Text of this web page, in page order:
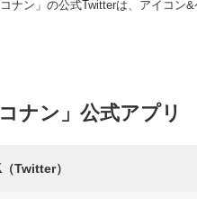
ナン」の公式Twitterは、アイコン
コナン」公式アプリ